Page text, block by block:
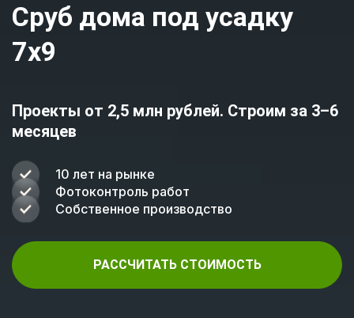
Сруб дома под усадку
7х9
Проекты от 2,5 млн рублей. Строим за 3–6
месяцев
10 лет на рынке
Фотоконтроль работ
Собственное производство
РАССЧИТАТЬ СТОИМОСТЬ